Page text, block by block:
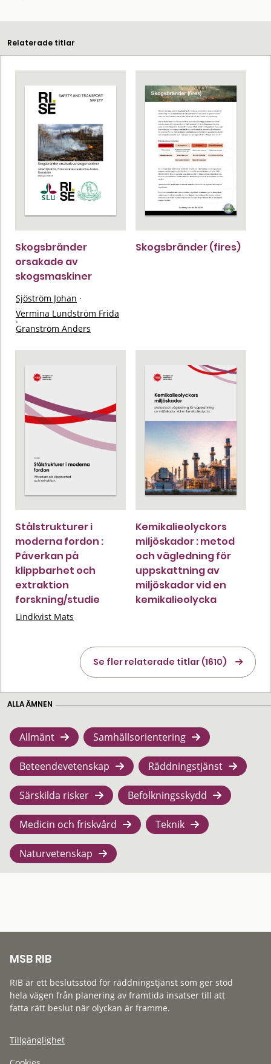
Relaterade titlar
Skogsbränder
orsakade av
skogsmaskiner
Sjöström Johan ·
Vermina Lundström Frida
·
Granström Anders
Skogsbränder (fires)
Stålstrukturer i
moderna fordon :
Påverkan på
klippbarhet och
extraktion
forskning/studie
Lindkvist Mats
Kemikalieolyckors
miljöskador : metod
och vägledning för
uppskattning av
miljöskador vid en
kemikalieolycka
Se fler relaterade titlar (1610)
ALLA ÄMNEN
Allmänt Samhällsorientering
Beteendevetenskap Räddningstjänst
Särskilda risker Befolkningsskydd
Medicin och friskvård Teknik
Naturvetenskap
MSB RIB
RIB är ett beslutsstöd för räddningstjänst som ger stöd
hela vägen från planering av framtida insatser till att
fatta rätt beslut när olyckan är framme.
Tillgänglighet